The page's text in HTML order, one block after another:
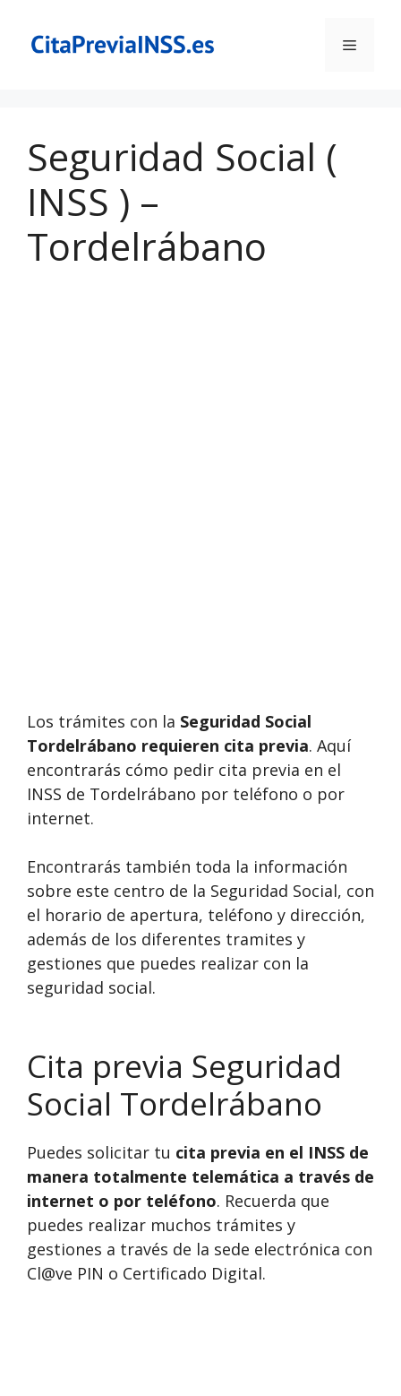
contenido
Menú
Seguridad Social (
INSS ) –
Tordelrábano
Los trámites con la Seguridad Social
Tordelrábano requieren cita previa. Aquí
encontrarás cómo pedir cita previa en el
INSS de Tordelrábano por teléfono o por
internet.
Encontrarás también toda la información
sobre este centro de la Seguridad Social, con
el horario de apertura, teléfono y dirección,
además de los diferentes tramites y
gestiones que puedes realizar con la
seguridad social.
Cita previa Seguridad
Social Tordelrábano
Puedes solicitar tu cita previa en el INSS de
manera totalmente telemática a través de
internet o por teléfono. Recuerda que
puedes realizar muchos trámites y
gestiones a través de la sede electrónica con
Cl@ve PIN o Certificado Digital.